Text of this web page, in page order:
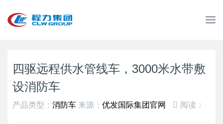
T
四驱远程供水管线车，3000米水带敷
设消防车
产品类型： 消防车 来源： 优发国际集团官网 阅读：